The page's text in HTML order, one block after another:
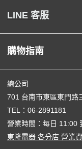
LINE 客服
購物指南
總公司
701 台南市東區東門路
TEL： 06-2891181
營業時間：每日 11:00
東隆電器 各分店 營業